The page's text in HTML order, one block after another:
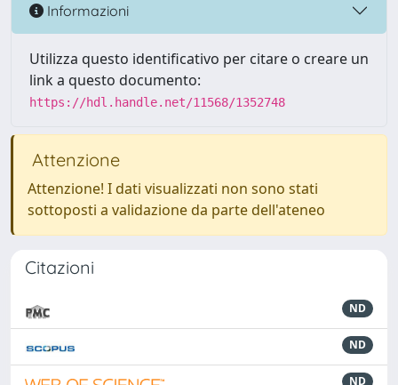
Informazioni
Utilizza questo identificativo per citare o creare un
link a questo documento:
https://hdl.handle.net/11568/1352748
Attenzione
Attenzione! I dati visualizzati non sono stati
sottoposti a validazione da parte dell'ateneo
Citazioni
ND
ND
ND